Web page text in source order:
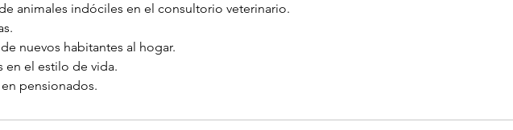
animales indóciles en el consultorio veterinario.
nuevos habitantes al hogar.
en el estilo de vida.
en pensionados.